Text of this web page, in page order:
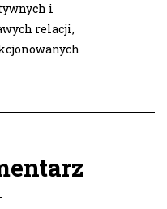
i
relacji,